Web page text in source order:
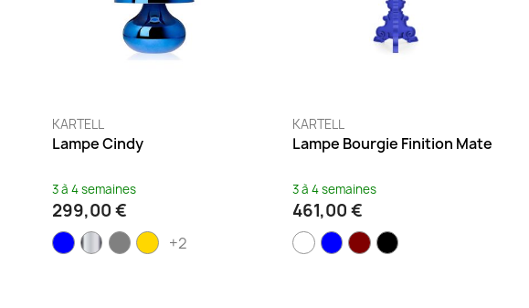
KARTELL
Lampe Cindy
3 à 4 semaines
299,00 €
+2
KARTELL
Lampe Bourgie Finition Mate
3 à 4 semaines
461,00 €